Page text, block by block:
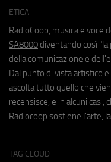
ETICA
RadioCoop, musica e voce
SA8000 diventando così
della comunicazione e
Dal punto di vista artistico
ascolta tutto quello che
recensisce, e in alcuni casi,
Radiocoop sostiene l'arte,
TAG CLOUD